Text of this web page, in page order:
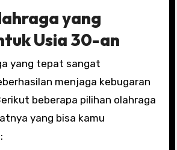
yang
Usia 30-an
yang tepat sangat
menjaga kebugaran
beberapa pilihan olahraga
yang bisa kamu